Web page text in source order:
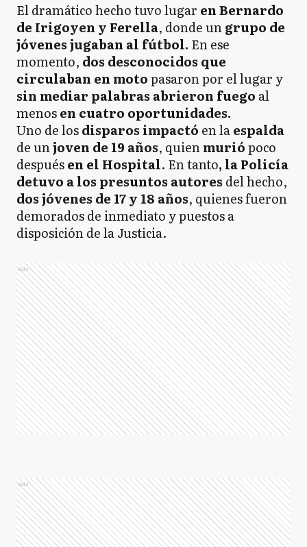
El dramático hecho tuvo lugar en Bernardo
de Irigoyen y Ferella, donde ungrupo de
jóvenes jugaban al fútbol. En ese
momento, dos desconocidos que
circulaban en motopasaron por el lugar y
sin mediar palabras abrieron fuego al
menosen cuatro oportunidades.
Uno de losdisparos impactó en laespalda
de unjoven de 19 años, quienmuriópoco
despuésen el Hospital. En tanto, la Policía
detuvo a los presuntos autores del hecho,
dos jóvenes de 17 y 18 años, quienes fueron
demorados de inmediato y puestos a
disposición de la Justicia.
Ads
Ads